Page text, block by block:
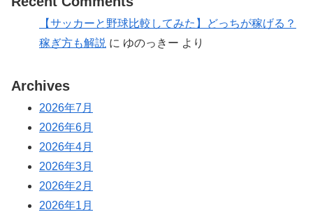
【サッカーと野球比較してみた】どっちが稼げる？
稼ぎ方も解説 に ゆのっきー より
Archives
2026年7月
2026年6月
2026年4月
2026年3月
2026年2月
2026年1月